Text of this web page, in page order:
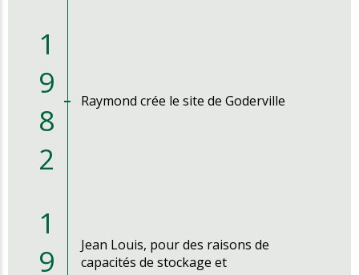
1
9
8
2
Raymond crée le site de Goderville
1
9
Jean Louis, pour des raisons de
capacités de stockage et